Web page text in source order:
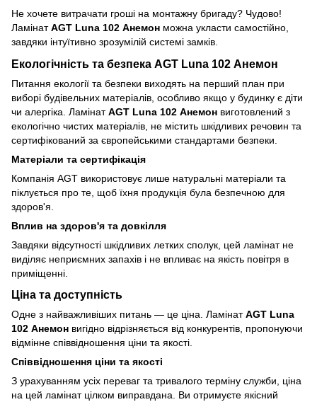
Не хочете витрачати гроші на монтажну бригаду? Чудово!
ЛамінатAGT Luna 102 Анемон можна укласти самостійно,
завдяки інтуїтивно зрозумілій системі замків.
Екологічність та безпека AGT Luna 102 Анемон
Питання екології та безпеки виходять на перший план при
виборі будівельних матеріалів, особливо якщо у будинку є діти
чи алергіка. ЛамінатAGT Luna 102 Анемон виготовлений з
екологічно чистих матеріалів, не містить шкідливих речовин та
сертифікований за європейськими стандартами безпеки.
Матеріали та сертифікація
Компанія AGT використовує лише натуральні матеріали та
піклується про те, щоб їхня продукція була безпечною для
здоров'я.
Вплив на здоров'я та довкілля
Завдяки відсутності шкідливих летких сполук, цей ламінат не
виділяє неприємних запахів і не впливає на якість повітря в
приміщенні.
Ціна та доступність
Одне з найважливіших питань — це ціна. ЛамінатAGT Luna
102 Анемон вигідно відрізняється від конкурентів, пропонуючи
відмінне співвідношення ціни та якості.
Співвідношення ціни та якості
З урахуванням усіх переваг та тривалого терміну служби, ціна
на цей ламінат цілком виправдана. Ви отримуєте якісний